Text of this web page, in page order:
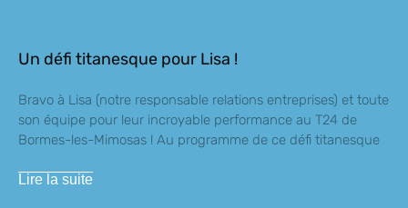
Un défi titanesque pour Lisa !
Bravo à Lisa (notre responsable relations entreprises) et toute
son équipe pour leur incroyable performance au T24 de
Bormes-les-Mimosas ! Au programme de ce défi titanesque
Lire la suite